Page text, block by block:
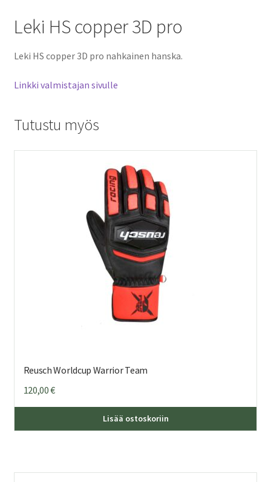
Leki HS copper 3D pro
Leki HS copper 3D pro nahkainen hanska.
Linkki valmistajan sivulle
Tutustu myös
Reusch Worldcup Warrior Team
120,00€
Lisää ostoskoriin